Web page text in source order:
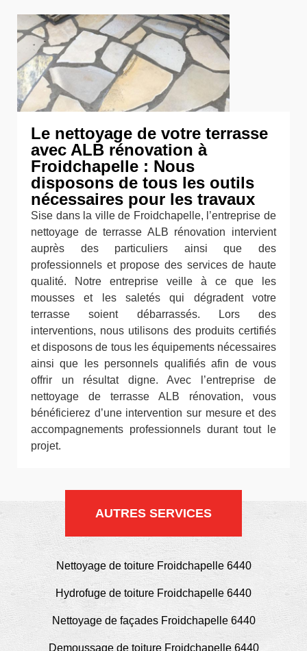
Le nettoyage de votre terrasse
avec ALB rénovation à
Froidchapelle : Nous
disposons de tous les outils
nécessaires pour les travaux
Sise dans la ville de Froidchapelle, l’entreprise de
nettoyage de terrasse ALB rénovation intervient
auprès des particuliers ainsi que des
professionnels et propose des services de haute
qualité. Notre entreprise veille à ce que les
mousses et les saletés qui dégradent votre
terrasse soient débarrassés. Lors des
interventions, nous utilisons des produits certifiés
et disposons de tous les équipements nécessaires
ainsi que les personnels qualifiés afin de vous
offrir un résultat digne. Avec l’entreprise de
nettoyage de terrasse ALB rénovation, vous
bénéficierez d’une intervention sur mesure et des
accompagnements professionnels durant tout le
projet.
AUTRES SERVICES
Nettoyage de toiture Froidchapelle 6440
Hydrofuge de toiture Froidchapelle 6440
Nettoyage de façades Froidchapelle 6440
Demoussage de toiture Froidchapelle 6440